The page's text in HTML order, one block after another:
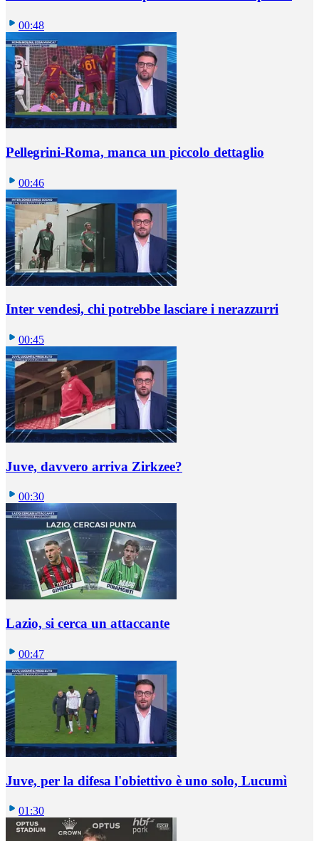
00:48
Pellegrini-Roma, manca un piccolo dettaglio
00:46
Inter vendesi, chi potrebbe lasciare i nerazzurri
00:45
Juve, davvero arriva Zirkzee?
00:30
Lazio, si cerca un attaccante
00:47
Juve, per la difesa l'obiettivo è uno solo, Lucumì
01:30